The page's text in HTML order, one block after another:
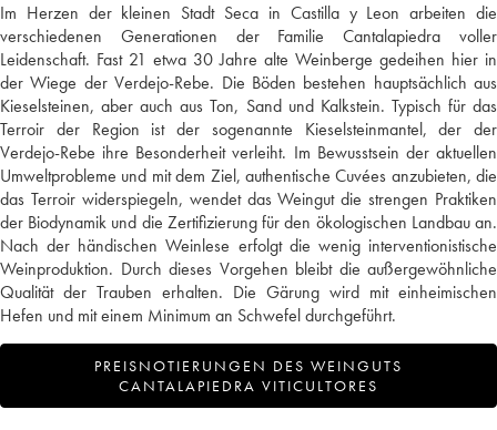
Im Herzen der kleinen Stadt Seca in Castilla y Leon arbeiten die
verschiedenen Generationen der Familie Cantalapiedra voller
Leidenschaft. Fast 21 etwa 30 Jahre alte Weinberge gedeihen hier in
der Wiege der Verdejo-Rebe. Die Böden bestehen hauptsächlich aus
Kieselsteinen, aber auch aus Ton, Sand und Kalkstein. Typisch für das
Terroir der Region ist der sogenannte Kieselsteinmantel, der der
Verdejo-Rebe ihre Besonderheit verleiht. Im Bewusstsein der aktuellen
Umweltprobleme und mit dem Ziel, authentische Cuvées anzubieten, die
das Terroir widerspiegeln, wendet das Weingut die strengen Praktiken
der Biodynamik und die Zertifizierung für den ökologischen Landbau an.
Nach der händischen Weinlese erfolgt die wenig interventionistische
Weinproduktion. Durch dieses Vorgehen bleibt die außergewöhnliche
Qualität der Trauben erhalten. Die Gärung wird mit einheimischen
Hefen und mit einem Minimum an Schwefel durchgeführt.
PREISNOTIERUNGEN DES WEINGUTS
CANTALAPIEDRA VITICULTORES